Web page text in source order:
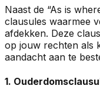
Naast de “As is
clausules waarmee
afdekken. Deze
op jouw rechten als
aandacht aan te
1.